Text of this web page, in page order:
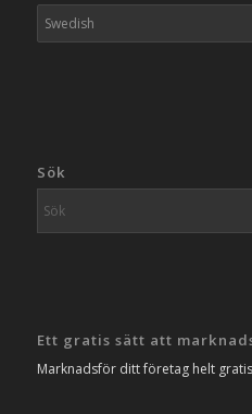
Sök
Ett gratis sätt att
Marknadsför ditt företag helt